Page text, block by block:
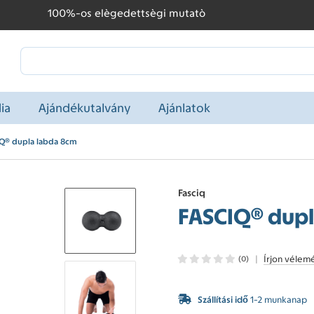
100%-os elègedettsègi mutatò
Ajándékutalvány Ajánlatok
dupla labda 8cm
Fasciq
FASCIQ®
(0) | Írjon
Szállítási idő 1-2 munkanap